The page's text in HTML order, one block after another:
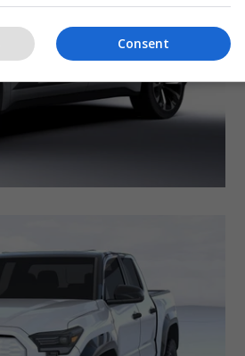
Consent